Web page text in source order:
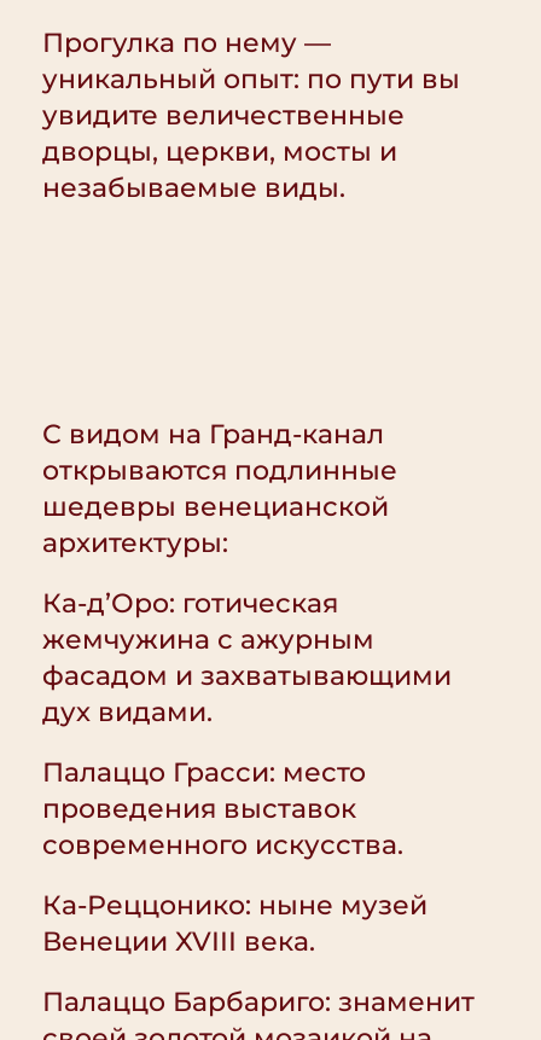
Прогулка по нему —
уникальный опыт: по пути вы
увидите величественные
дворцы, церкви, мосты и
незабываемые виды.
С видом на Гранд-канал
открываются подлинные
шедевры венецианской
архитектуры:
Ка-д’Оро: готическая
жемчужина с ажурным
фасадом и захватывающими
дух видами.
Палаццо Грасси: место
проведения выставок
современного искусства.
Ка-Реццонико: ныне музей
Венеции XVIII века.
Палаццо Барбариго: знаменит